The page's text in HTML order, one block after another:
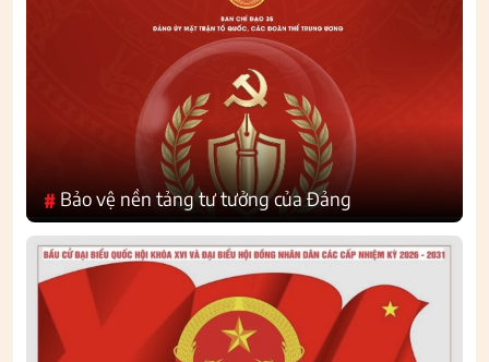
# Bảo vệ nền tảng tư tưởng của Đảng